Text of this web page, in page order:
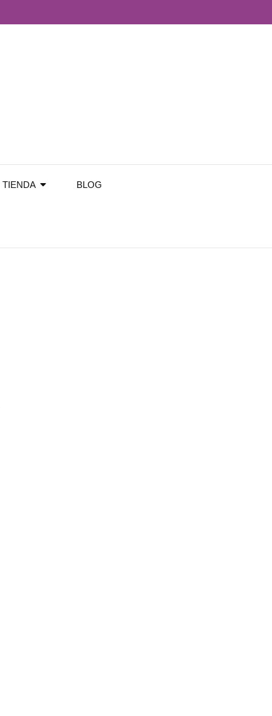
TIENDA BLOG